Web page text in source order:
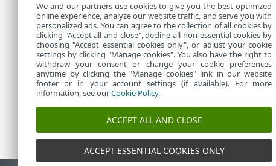
loggar (som
Med den nya
för filtrering
We and our partners use cookies to give you the best optimized
online experience, analyze our website traffic, and serve you with
personalized ads. You can agree to the collection of all cookies by
clicking "Accept all and close", decline all non-essential cookies by
choosing "Accept essential cookies only", or adjust your cookie
settings by clicking "Manage cookies". You also have the right to
withdraw your consent or change your cookie preferences
anytime by clicking the "Manage cookies" link in our website
footer or in your account settings (if available). For more
information, see ourCookie Policy.
ACCEPT ALL AND CLOSE
ACCEPT ESSENTIAL COOKIES ONLY